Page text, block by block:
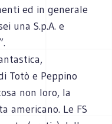
ed in generale
una S.p.A. e
Totò e Peppino
non loro, la
americano. Le FS